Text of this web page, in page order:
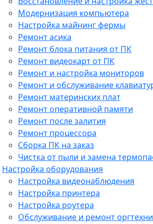
Модернизация компьютера
Настройка майнинг фермы
Ремонт асика
Ремонт блока питания от ПК
Ремонт видеокарт от ПК
Ремонт и настройка мониторов
Ремонт и обслуживание
Ремонт материнских плат
Ремонт оперативной памяти
Ремонт после залития
Ремонт процессора
Сборка ПК на заказ
Чистка от пыли и замена
Настройка оборудования
Настройка видеонаблюдения
Настройка принтера
Настройка роутера
Обслуживание и ремонт